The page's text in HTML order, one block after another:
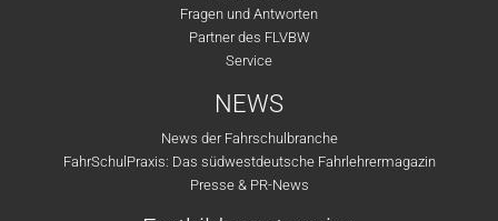
Fragen und Antworten
Partner des FLVBW
Service
NEWS
News der Fahrschulbranche
FahrSchulPraxis: Das südwestdeutsche Fahrlehrermagazin
Presse & PR-News